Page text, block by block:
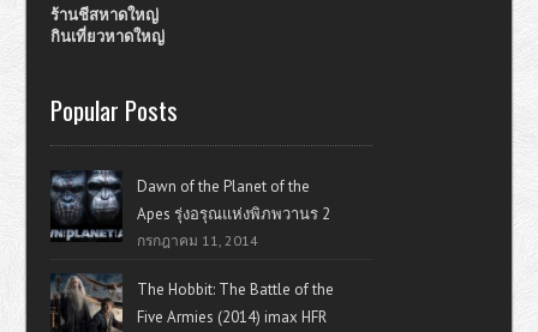
ร้านชีสหาดใหญ่
กินเที่ยวหาดใหญ่
Popular Posts
Dawn of the Planet of the
Apes รุ่งอรุณแห่งพิภพวานร 2
กรกฎาคม 11, 2014
The Hobbit: The Battle of the
Five Armies (2014) imax HFR